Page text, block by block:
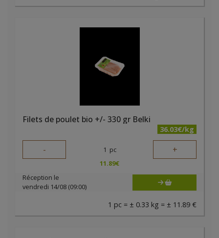
Filets de poulet bio +/- 330 gr Belki
36.03€/kg
- 1 pc +
11.89€
Réception le
vendredi 14/08 (09:00)
1 pc = ± 0.33 kg = ± 11.89 €